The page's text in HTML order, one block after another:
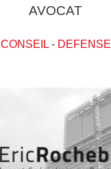
AVOCAT
CONSEIL- DEFENSE